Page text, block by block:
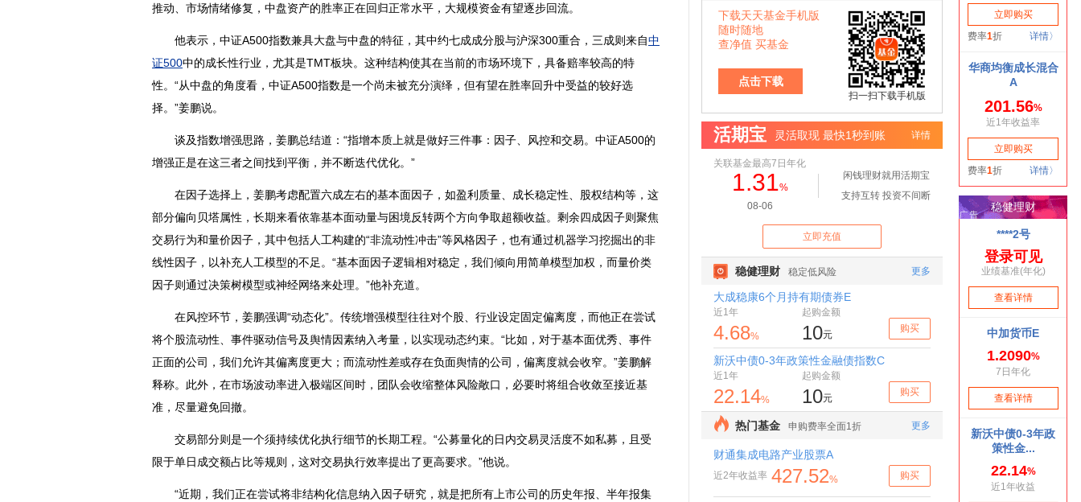
推动、市场情绪修复，中盘资产的胜率正在回归正常水平，大规模资金有望逐步回流。
他表示，中证A500指数兼具大盘与中盘的特征，其中约七成成分股与沪深300重合，三成则来自中
证500中的成长性行业，尤其是TMT板块。这种结构使其在当前的市场环境下，具备赔率较高的特
性。“从中盘的角度看，中证A500指数是一个尚未被充分演绎，但有望在胜率回升中受益的较好选
择。”姜鹏说。
谈及指数增强思路，姜鹏总结道：“指增本质上就是做好三件事：因子、风控和交易。中证A500的
增强正是在这三者之间找到平衡，并不断迭代优化。”
在因子选择上，姜鹏考虑配置六成左右的基本面因子，如盈利质量、成长稳定性、股权结构等，这
部分偏向贝塔属性，长期来看依靠基本面动量与困境反转两个方向争取超额收益。剩余四成因子则聚焦
交易行为和量价因子，其中包括人工构建的“非流动性冲击”等风格因子，也有通过机器学习挖掘出的非
线性因子，以补充人工模型的不足。“基本面因子逻辑相对稳定，我们倾向用简单模型加权，而量价类
因子则通过决策树模型或神经网络来处理。”他补充道。
在风控环节，姜鹏强调“动态化”。传统增强模型往往对个股、行业设定固定偏离度，而他正在尝试
将个股流动性、事件驱动信号及舆情因素纳入考量，以实现动态约束。“比如，对于基本面优秀、事件
正面的公司，我们允许其偏离度更大；而流动性差或存在负面舆情的公司，偏离度就会收窄。”姜鹏解
释称。此外，在市场波动率进入极端区间时，团队会收缩整体风险敞口，必要时将组合收敛至接近基
准，尽量避免回撤。
交易部分则是一个须持续优化执行细节的长期工程。“公募量化的日内交易灵活度不如私募，且受
限于单日成交额占比等规则，这对交易执行效率提出了更高要求。”他说。
“近期，我们正在尝试将非结构化信息纳入因子研究，就是把所有上市公司的历史年报、半年报集